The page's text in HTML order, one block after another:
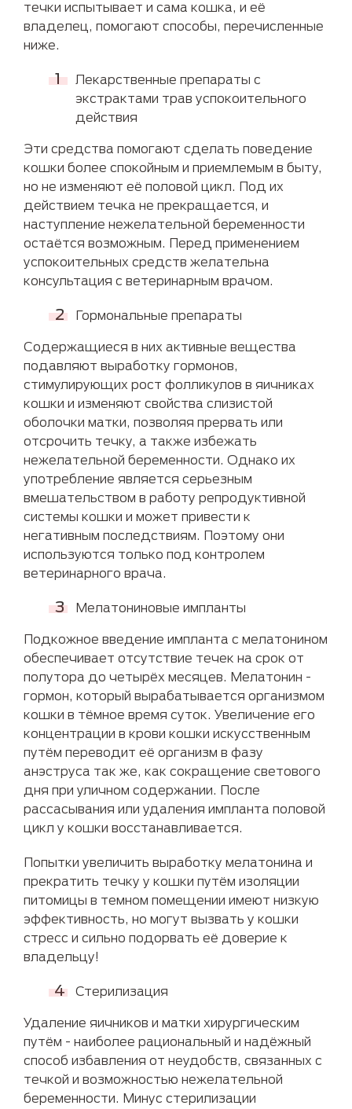
течки испытывает и сама кошка, и её
владелец, помогают способы, перечисленные
ниже.
Лекарственные препараты с
экстрактами трав успокоительного
действия
Эти средства помогают сделать поведение
кошки более спокойным и приемлемым в быту,
но не изменяют её половой цикл. Под их
действием течка не прекращается, и
наступление нежелательной беременности
остаётся возможным. Перед применением
успокоительных средств желательна
консультация с ветеринарным врачом.
Гормональные препараты
Содержащиеся в них активные вещества
подавляют выработку гормонов,
стимулирующих рост фолликулов в яичниках
кошки и изменяют свойства слизистой
оболочки матки, позволяя прервать или
отсрочить течку, а также избежать
нежелательной беременности. Однако их
употребление является серьезным
вмешательством в работу репродуктивной
системы кошки и может привести к
негативным последствиям. Поэтому они
используются только под контролем
ветеринарного врача.
Мелатониновые импланты
Подкожное введение импланта с мелатонином
обеспечивает отсутствие течек на срок от
полутора до четырёх месяцев. Мелатонин -
гормон, который вырабатывается организмом
кошки в тёмное время суток. Увеличение его
концентрации в крови кошки искусственным
путём переводит её организм в фазу
анэструса так же, как сокращение светового
дня при уличном содержании. После
рассасывания или удаления импланта половой
цикл у кошки восстанавливается.
Попытки увеличить выработку мелатонина и
прекратить течку у кошки путём изоляции
питомицы в темном помещении имеют низкую
эффективность, но могут вызвать у кошки
стресс и сильно подорвать её доверие к
владельцу!
Стерилизация
Удаление яичников и матки хирургическим
путём - наиболее рациональный и надёжный
способ избавления от неудобств, связанных с
течкой и возможностью нежелательной
беременности. Минус стерилизации